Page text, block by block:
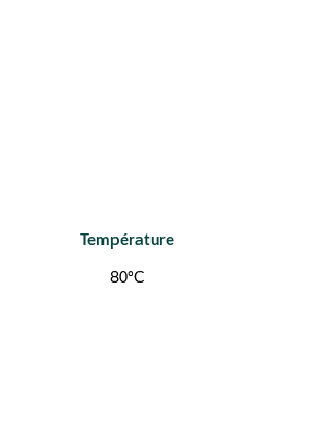
Température
80°C